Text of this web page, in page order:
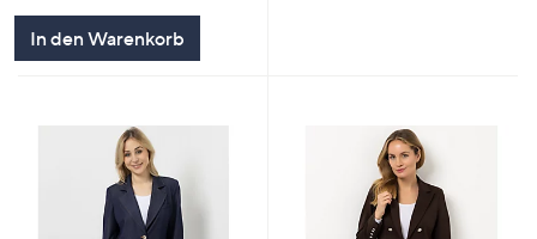
In den Warenkorb